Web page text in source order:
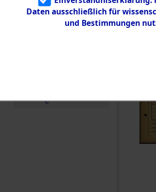
5.3.3
Todesmärsch
e
Daten ausschließlich für
und Bestimmungen